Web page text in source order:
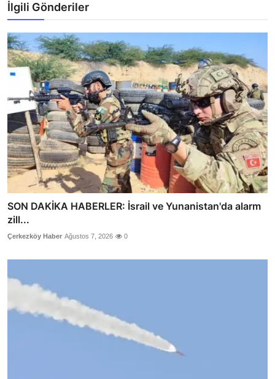
İlgili Gönderiler
SON DAKİKA HABERLER: İsrail ve Yunanistan'da alarm
zill...
Çerkezköy Haber Ağustos 7, 2026 0